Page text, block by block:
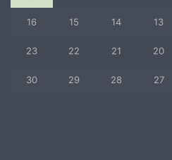
13
14
15
16
20
21
22
23
27
28
29
30